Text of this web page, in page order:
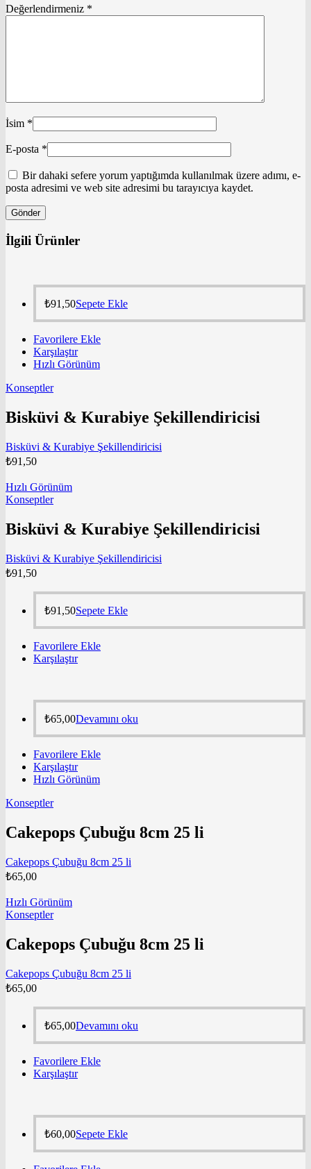
Değerlendirmeniz *
İsim *
E-posta *
Bir dahaki sefere yorum yaptığımda kullanılmak üzere adımı, e-
posta adresimi ve web site adresimi bu tarayıcıya kaydet.
İlgili Ürünler
₺91,50Sepete Ekle
Favorilere Ekle
Karşılaştır
Hızlı Görünüm
Konseptler
Bisküvi & Kurabiye Şekillendiricisi
Bisküvi & Kurabiye Şekillendiricisi
₺91,50
Hızlı Görünüm
Konseptler
Bisküvi & Kurabiye Şekillendiricisi
Bisküvi & Kurabiye Şekillendiricisi
₺91,50
₺91,50Sepete Ekle
Favorilere Ekle
Karşılaştır
₺65,00Devamını oku
Favorilere Ekle
Karşılaştır
Hızlı Görünüm
Konseptler
Cakepops Çubuğu 8cm 25 li
Cakepops Çubuğu 8cm 25 li
₺65,00
Hızlı Görünüm
Konseptler
Cakepops Çubuğu 8cm 25 li
Cakepops Çubuğu 8cm 25 li
₺65,00
₺65,00Devamını oku
Favorilere Ekle
Karşılaştır
₺60,00Sepete Ekle